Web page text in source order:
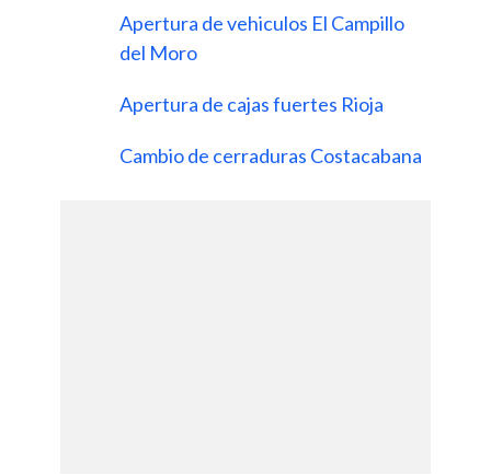
Apertura de vehiculos El Campillo
del Moro
Apertura de cajas fuertes Rioja
Cambio de cerraduras Costacabana